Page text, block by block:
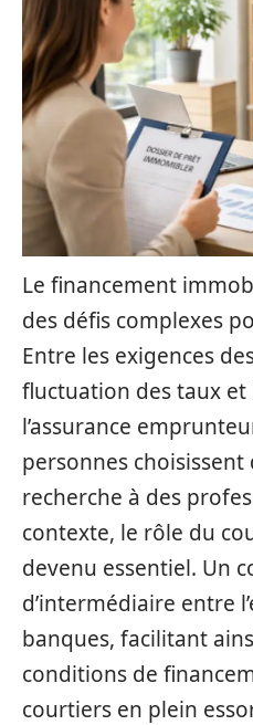
Le financement
des défis complexes
Entre les exigences
fluctuation des taux et
l’assurance
personnes
recherche à des
contexte, le rôle du
devenu essentiel. Un
d’intermédiaire entre
banques, facilitant
conditions de
courtiers en plein